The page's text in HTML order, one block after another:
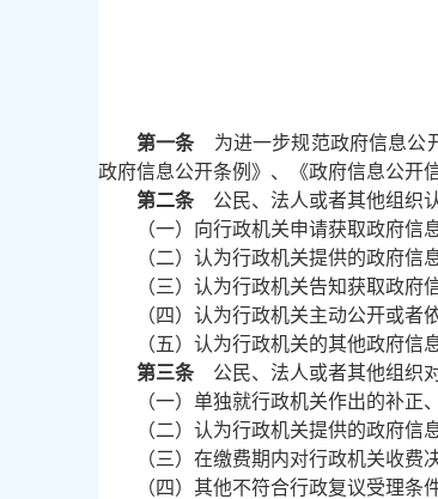
第一条为进一步规范政府信息公
政府信息公开条例》、《政府信息公开
第二条公民、法人或者其他组织认
（一）向行政机关申请获取政府
（二）认为行政机关提供的政府信
（三）认为行政机关告知获取政府
（四）认为行政机关主动公开或者
（五）认为行政机关的其他政府信
第三条公民、法人或者其他组织对
（一）单独就行政机关作出的补正
（二）认为行政机关提供的政府
（三）在缴费期内对行政机关收费
（四）其他不符合行政复议受理条